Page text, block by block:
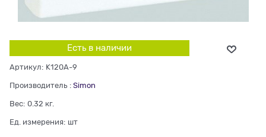
Есть в наличии
Артикул: K120A-9
Производитель : Simon
Вес: 0.32 кг.
Ед. измерения: шт